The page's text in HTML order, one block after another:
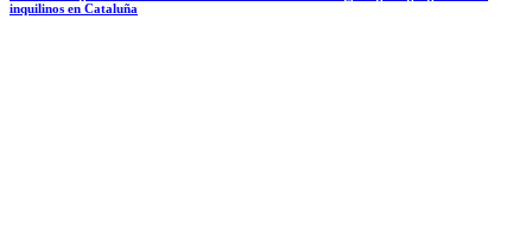
inquilinos en Cataluña